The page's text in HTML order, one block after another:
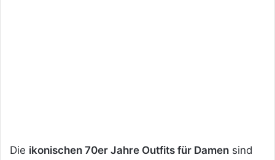
Die ikonischen 70er Jahre Outfits für Damen sind